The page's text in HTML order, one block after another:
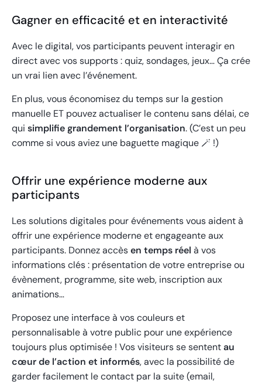
Gagner en efficacité et en interactivité
Avec le digital, vos participants peuvent interagir en
direct avec vos supports : quiz, sondages, jeux… Ça crée
un vrai lien avec l’événement.
En plus, vous économisez du temps sur la gestion
manuelle ET pouvez actualiser le contenu sans délai, ce
qui simplifie grandement l’organisation. (C’est un peu
comme si vous aviez une baguette magique 🪄 !)
Offrir une expérience moderne aux
participants
Les solutions digitales pour événements vous aident à
offrir une expérience moderne et engageante aux
participants. Donnez accèsen temps réel à vos
informations clés : présentation de votre entreprise ou
évènement, programme, site web, inscription aux
animations…
Proposez une interface à vos couleurs et
personnalisable à votre public pour une expérience
toujours plus optimisée ! Vos visiteurs se sententau
cœur de l’action et informés, avec la possibilité de
garder facilement le contact par la suite (email,